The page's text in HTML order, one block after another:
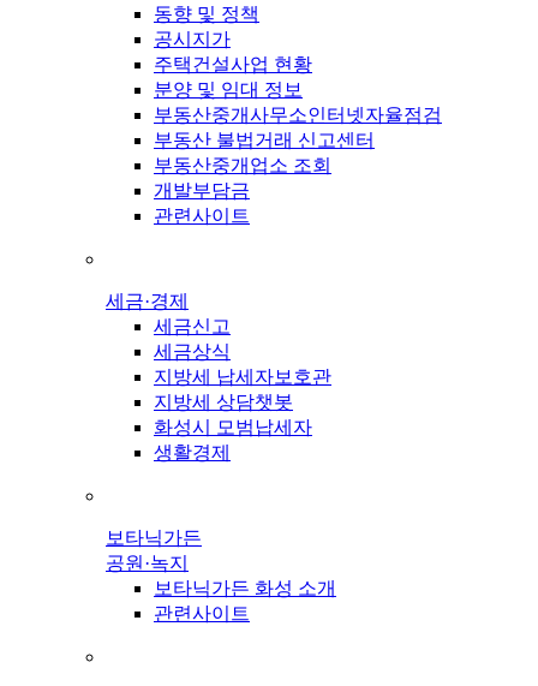
동향 및 정책
공시지가
주택건설사업 현황
분양 및 임대 정보
부동산중개사무소인터넷자율점검
부동산 불법거래 신고센터
부동산중개업소 조회
개발부담금
관련사이트
세금·경제
세금신고
세금상식
지방세 납세자보호관
지방세 상담챗봇
화성시 모범납세자
생활경제
보타닉가든
공원·녹지
보타닉가든 화성 소개
관련사이트